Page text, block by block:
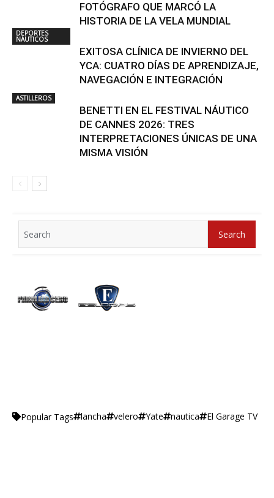
FOTÓGRAFO QUE MARCÓ LA
HISTORIA DE LA VELA MUNDIAL
DEPORTES
NÁUTICOS
EXITOSA CLÍNICA DE INVIERNO DEL
YCA: CUATRO DÍAS DE APRENDIZAJE,
NAVEGACIÓN E INTEGRACIÓN
ASTILLEROS
BENETTI EN EL FESTIVAL NÁUTICO
DE CANNES 2026: TRES
INTERPRETACIONES ÚNICAS DE UNA
MISMA VISIÓN
for:
Search
Popular Tags lancha velero Yate nautica El Garage TV